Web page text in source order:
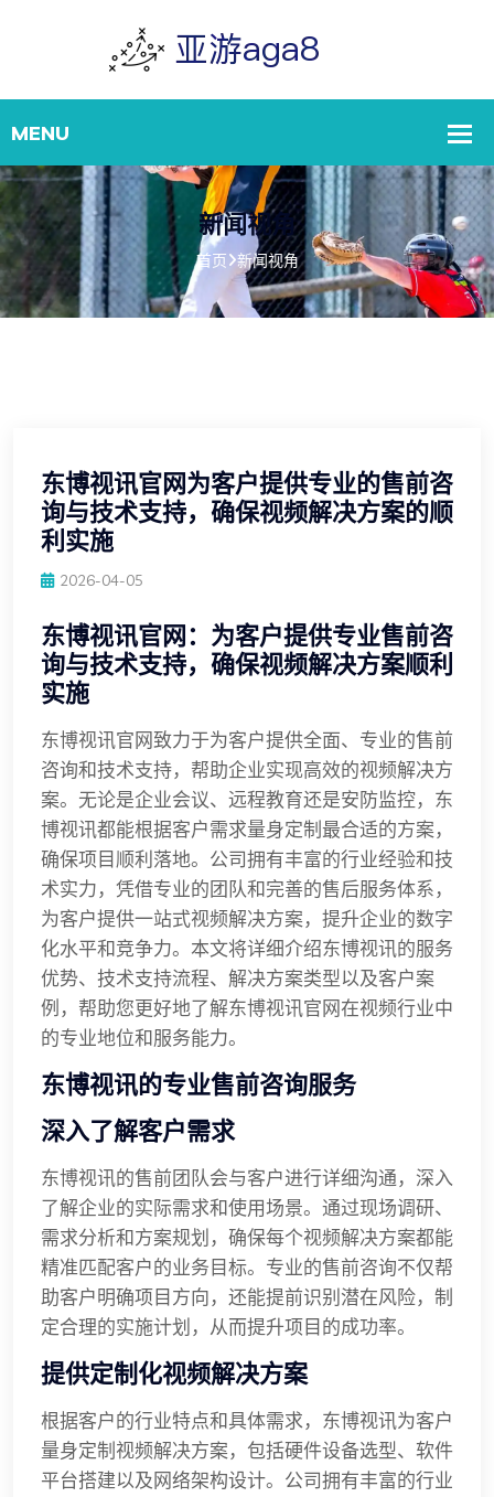
新闻视角
首页 新闻视角
东博视讯官网为客户提供专业的售前咨
询与技术支持，确保视频解决方案的顺
利实施
2026-04-05
东博视讯官网：为客户提供专业售前咨
询与技术支持，确保视频解决方案顺利
实施
东博视讯官网致力于为客户提供全面、专业的售前
咨询和技术支持，帮助企业实现高效的视频解决方
案。无论是企业会议、远程教育还是安防监控，东
博视讯都能根据客户需求量身定制最合适的方案，
确保项目顺利落地。公司拥有丰富的行业经验和技
术实力，凭借专业的团队和完善的售后服务体系，
为客户提供一站式视频解决方案，提升企业的数字
化水平和竞争力。本文将详细介绍东博视讯的服务
优势、技术支持流程、解决方案类型以及客户案
例，帮助您更好地了解东博视讯官网在视频行业中
的专业地位和服务能力。
东博视讯的专业售前咨询服务
深入了解客户需求
东博视讯的售前团队会与客户进行详细沟通，深入
了解企业的实际需求和使用场景。通过现场调研、
需求分析和方案规划，确保每个视频解决方案都能
精准匹配客户的业务目标。专业的售前咨询不仅帮
助客户明确项目方向，还能提前识别潜在风险，制
定合理的实施计划，从而提升项目的成功率。
提供定制化视频解决方案
根据客户的行业特点和具体需求，东博视讯为客户
量身定制视频解决方案，包括硬件设备选型、软件
平台搭建以及网络架构设计。公司拥有丰富的行业